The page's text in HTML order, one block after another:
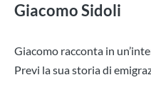
Giacomo Sidoli
Giacomo racconta in
Previ la sua storia di